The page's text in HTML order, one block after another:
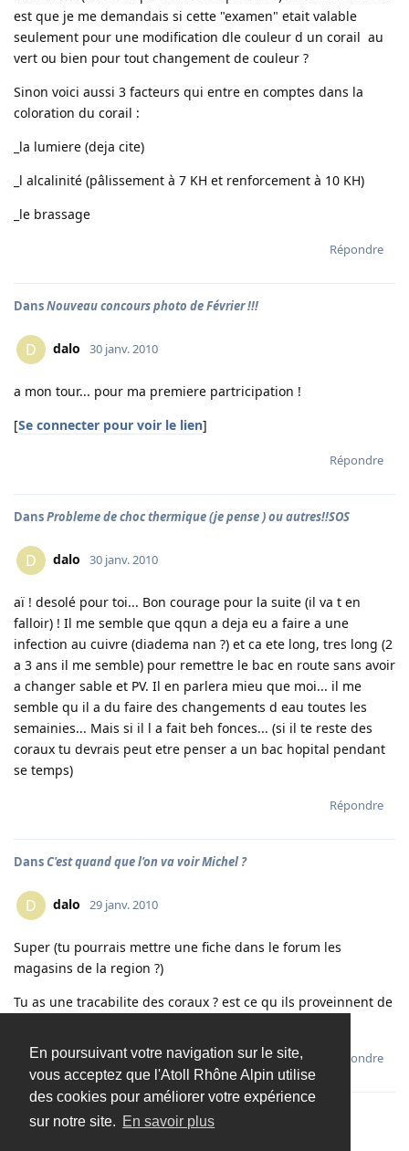
En poursuivant votre navigation sur le site,
vous acceptez que l'Atoll Rhône Alpin utilise
des cookies pour améliorer votre expérience
sur notre site. En savoir plus
est que je me demandais si cette "examen" etait valable
seulement pour une modification dle couleur d un corail au
vert ou bien pour tout changement de couleur ?
Sinon voici aussi 3 facteurs qui entre en comptes dans la
coloration du corail :
_la lumiere (deja cite)
_l alcalinité (pâlissement à 7 KH et renforcement à 10 KH)
_le brassage
Répondre
DansNouveau concours photo de Février !!!
D dalo 30 janv. 2010
a mon tour... pour ma premiere partricipation !
[Se connecter pour voir le lien]
Répondre
DansProbleme de choc thermique (je pense ) ou autres!!SOS
D dalo 30 janv. 2010
aï ! desolé pour toi... Bon courage pour la suite (il va t en
falloir) ! Il me semble que qqun a deja eu a faire a une
infection au cuivre (diadema nan ?) et ca ete long, tres long (2
a 3 ans il me semble) pour remettre le bac en route sans avoir
a changer sable et PV. Il en parlera mieu que moi... il me
semble qu il a du faire des changements d eau toutes les
semainies... Mais si il l a fait beh fonces... (si il te reste des
coraux tu devrais peut etre penser a un bac hopital pendant
se temps)
Répondre
DansC'est quand que l'on va voir Michel ?
D dalo 29 janv. 2010
Super (tu pourrais mettre une fiche dans le forum les
magasins de la region ?)
Tu as une tracabilite des coraux ? est ce qu ils proveinnent de
Répondre
Charger davantage